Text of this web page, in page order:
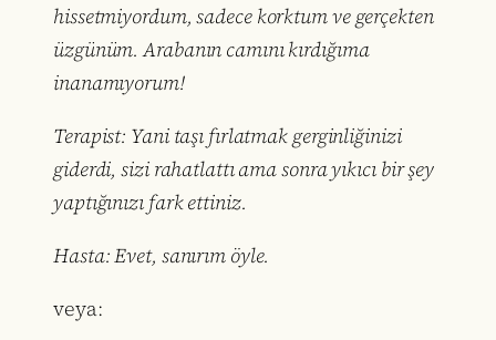
hissetmiyordum, sadece korktum ve gerçekten
üzgünüm. Arabanın camını kırdığıma
inanamıyorum!
Terapist: Yani taşı fırlatmak gerginliğinizi
giderdi, sizi rahatlattı ama sonra yıkıcı bir şey
yaptığınızı fark ettiniz.
Hasta: Evet, sanırım öyle.
veya: